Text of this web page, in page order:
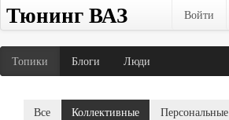
Тюнинг ВАЗ Войти
Топики Блоги Люди
Все Коллективные Персональные